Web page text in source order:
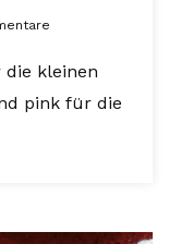
die kleinen
pink für die